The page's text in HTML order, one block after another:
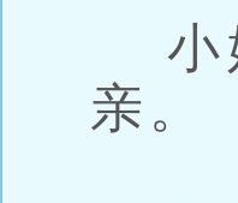
小
亲。